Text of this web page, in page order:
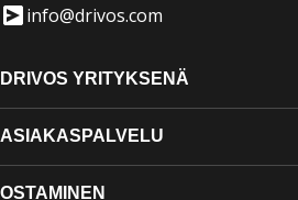
info@drivos.com
DRIVOS YRITYKSENÄ
ASIAKASPALVELU
OSTAMINEN